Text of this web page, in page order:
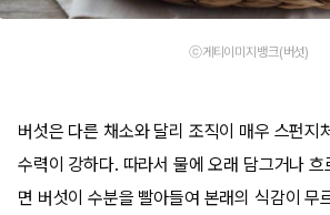
ⓒ게티이미지뱅크(버섯)
버섯은 다른 채소와 달리 조직이 매우 스펀지
수력이 강하다. 따라서 물에 오래 담그거나
면 버섯이 수분을 빨아들여 본래의 식감이 무